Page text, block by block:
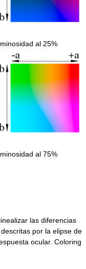
al 25%
al 75%
linealizar las diferencias
descritas por la elipse de
ocular. Coloring